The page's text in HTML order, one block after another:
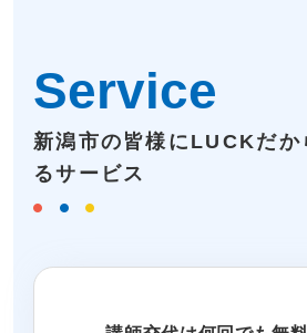
Service
新潟市の皆様にLUCKだか
るサービス